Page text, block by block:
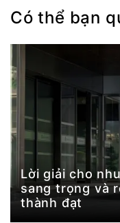
Có thể bạn
Lời giải cho
sang trọng và
thành đạt